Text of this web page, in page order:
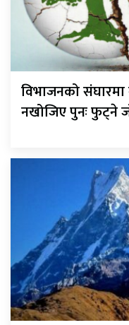
विभाजनको संघारमा
नखोजिए पुनः फुट्ने